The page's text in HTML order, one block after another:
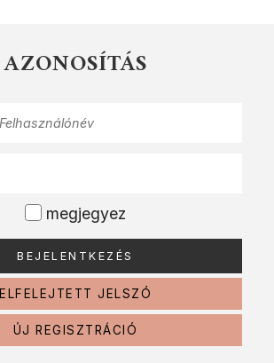
AZONOSÍTÁS
megjegyez
ELFELEJTETT JELSZÓ
ÚJ REGISZTRÁCIÓ